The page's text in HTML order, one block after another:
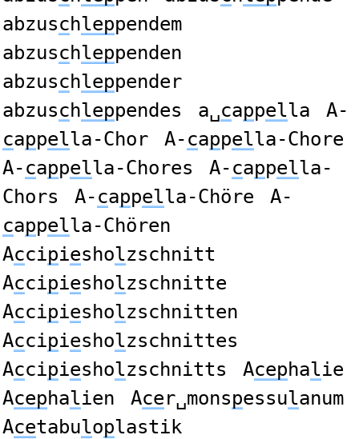
abzuschleppendem
abzuschleppenden
abzuschleppender
abzuschleppendes a␣cappella
A-
cappella-Chor A-cappella-Chore
A-cappella-Chores A-cappella-
Chors
A-cappella-Chöre
A-
cappella-Chören
Accipiesholzschnitt
Accipiesholzschnitte
Accipiesholzschnitten
Accipiesholzschnittes
Accipiesholzschnitts Acephalie
Acephalien Acer␣monspessulanum
Acetabuloplastik